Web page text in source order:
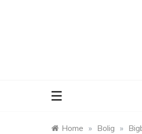
Home » Bolig »